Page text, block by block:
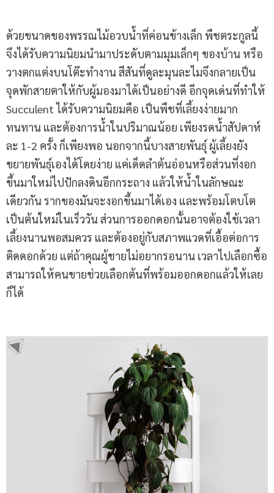
ด้วยขนาดของพรรณไม้อวบน้ำที่ค่อนข้างเล็ก พืชตระกูลนี้
จึงได้รับความนิยมนำมาประดับตามมุมเล็กๆ ของบ้าน หรือ
วางตกแต่งบนโต๊ะทำงาน สีสันที่ดูละมุนละไมจึงกลายเป็น
จุดพักสายตาให้กับผู้มองมาได้เป็นอย่างดี อีกจุดเด่นที่ทำให้
Succulent ได้รับความนิยมคือ เป็นพืชที่เลี้ยงง่ายมาก
ทนทาน และต้องการน้ำในปริมาณน้อย เพียงรดน้ำสัปดาห์
ละ 1-2 ครั้ง ก็เพียงพอ นอกจากนี้บางสายพันธุ์ ผู้เลี้ยงยัง
ขยายพันธุ์เองได้โดยง่าย แค่เด็ดลำต้นอ่อนหรือส่วนที่งอก
ขึ้นมาใหม่ไปปักลงดินอีกกระถาง แล้วให้น้ำในลักษณะ
เดียวกัน รากของมันจะงอกขึ้นมาได้เอง และพร้อมโตบโต
เป็นต้นใหม่ในเร็ววัน ส่วนการออกดอกนั้นอาจต้องใช้เวลา
เลี้ยงนานพอสมควร และต้องอยู่กับสภาพแวดที่เอื้อต่อการ
ติดดอกด้วย แต่ถ้าคุณผู้ชายไม่อยากรอนาน เวลาไปเลือกซื้อ
สามารถให้คนขายช่วยเลือกต้นที่พร้อมออกดอกแล้วให้เลย
ก็ได้